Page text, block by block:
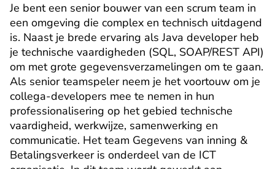
Je bent een senior bouwer van een scrum team in
een omgeving die complex en technisch uitdagend
is. Naast je brede ervaring als Java developer heb
je technische vaardigheden (SQL, SOAP/REST API)
om met grote gegevensverzamelingen om te gaan.
Als senior teamspeler neem je het voortouw om je
collega-developers mee te nemen in hun
professionalisering op het gebied technische
vaardigheid, werkwijze, samenwerking en
communicatie. Het team Gegevens van inning &
Betalingsverkeer is onderdeel van de ICT